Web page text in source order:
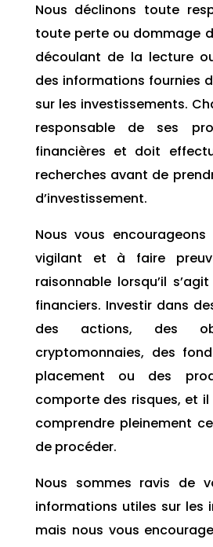
Nous déclinons toute
toute perte ou dommage
découlant de la lecture
des informations fournies
sur les investissements.
responsable de ses
financières et doit
recherches avant de
d’investissement.
Nous vous
vigilant et à faire
raisonnable lorsqu’il
financiers. Investir dans
des actions, des
cryptomonnaies, des
placement ou des
comporte des risques, et
comprendre pleinement
de procéder.
Nous sommes ravis de
informations utiles sur les
mais nous vous